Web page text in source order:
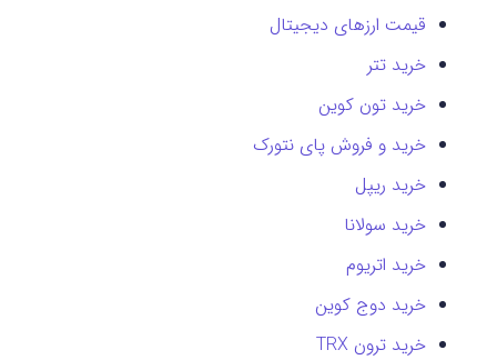
قیمت ارزهای دیجیتال
خرید تتر
خرید تون کوین
خرید و فروش پای نتورک
خرید ریپل
خرید سولانا
خرید اتریوم
خرید دوج کوین
خرید ترون TRX